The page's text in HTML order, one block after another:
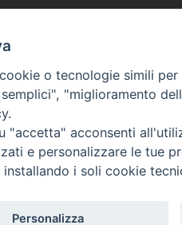
MESSE CURIA
Copyright © 2018
tel. 0742 350473 fax
o tecnologie simili
"miglioramento
"accetta" acconsenti
e personalizzare le tue
installando i soli cookie
Personalizza